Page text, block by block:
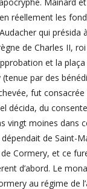
réellement les
qui présida
de Charles II,
et la plaça
(tenue par des
fut consacrée
décida, du
vingt moines dans
de Saint-
Cormery, et ce
d’abord. Le
au régime de